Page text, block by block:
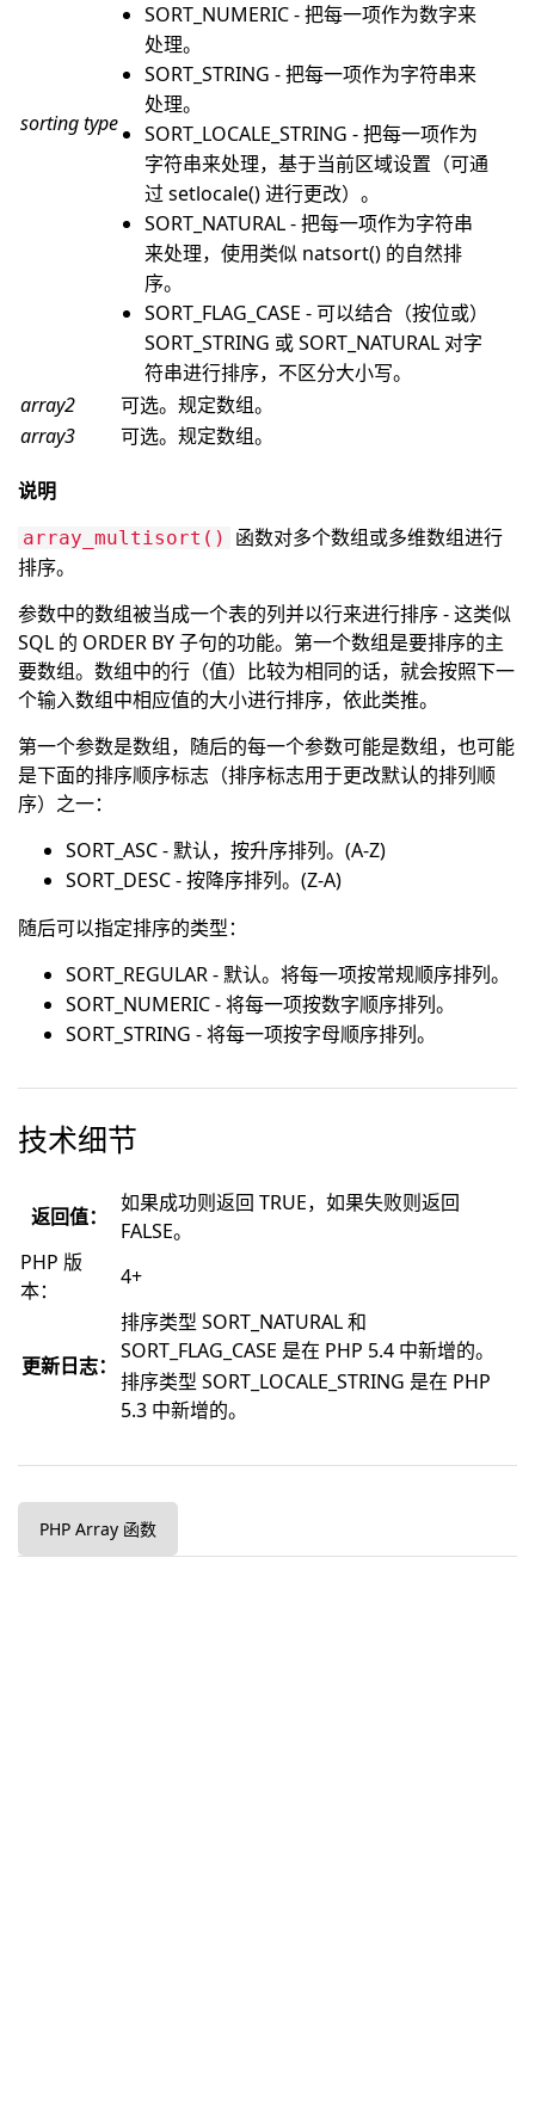
sorting type
SORT_NUMERIC - 把每一项作为数字来
处理。
SORT_STRING - 把每一项作为字符串来
处理。
SORT_LOCALE_STRING - 把每一项作为
字符串来处理，基于当前区域设置（可通
过 setlocale() 进行更改）。
SORT_NATURAL - 把每一项作为字符串
来处理，使用类似 natsort() 的自然排
序。
SORT_FLAG_CASE - 可以结合（按位或）
SORT_STRING 或 SORT_NATURAL 对字
符串进行排序，不区分大小写。
array2
可选。规定数组。
array3
可选。规定数组。
说明
array_multisort()
函数对多个数组或多维数组进行
排序。
参数中的数组被当成一个表的列并以行来进行排序 - 这类似
SQL 的 ORDER BY 子句的功能。第一个数组是要排序的主
要数组。数组中的行（值）比较为相同的话，就会按照下一
个输入数组中相应值的大小进行排序，依此类推。
第一个参数是数组，随后的每一个参数可能是数组，也可能
是下面的排序顺序标志（排序标志用于更改默认的排列顺
序）之一：
SORT_ASC - 默认，按升序排列。(A-Z)
SORT_DESC - 按降序排列。(Z-A)
随后可以指定排序的类型：
SORT_REGULAR - 默认。将每一项按常规顺序排列。
SORT_NUMERIC - 将每一项按数字顺序排列。
SORT_STRING - 将每一项按字母顺序排列。
技术细节
返回值：
如果成功则返回 TRUE，如果失败则返回
FALSE。
PHP 版
本：
4+
更新日志：
排序类型 SORT_NATURAL 和
SORT_FLAG_CASE 是在 PHP 5.4 中新增的。
排序类型 SORT_LOCALE_STRING 是在 PHP
5.3 中新增的。
PHP Array 函数